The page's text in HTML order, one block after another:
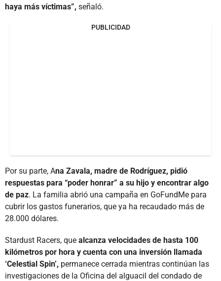
haya más víctimas”, señaló.
PUBLICIDAD
Por su parte, Ana Zavala, madre de Rodríguez, pidió
respuestas para “poder honrar” a su hijo y encontrar algo
de paz. La familia abrió una campaña en GoFundMe para
cubrir los gastos funerarios, que ya ha recaudado más de
28.000 dólares.
Stardust Racers, que alcanza velocidades de hasta 100
kilómetros por hora y cuenta con una inversión llamada
‘Celestial Spin’, permanece cerrada mientras continúan las
investigaciones de la Oficina del alguacil del condado de